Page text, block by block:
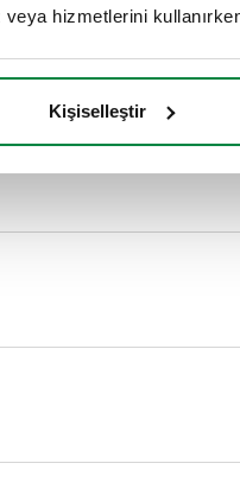
veya hizmetlerini
Kişiselleştir